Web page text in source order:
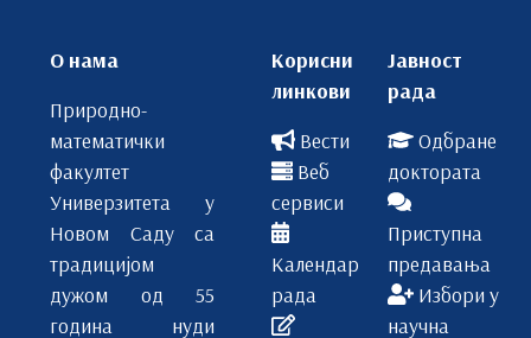
О нама
Природно-
математички
факултет
Универзитета у
Новом Саду са
традицијом
дужом од 55
година нуди
Корисни
линкови
Вести
Веб
сервиси
Календар
рада
Јавност
рада
Одбране
доктората
Приступна
предавања
Избори у
научна